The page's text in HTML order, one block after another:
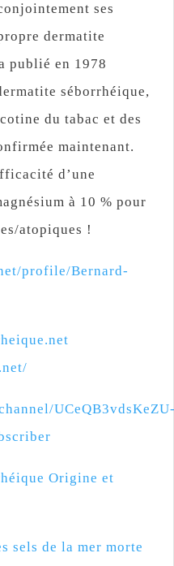
ses
dermatite
publié en 1978
séborrhéique,
du tabac et des
maintenant.
d’une
à 10 % pour
atopiques !
profile/Bernard-
Origine et
sels de la mer morte